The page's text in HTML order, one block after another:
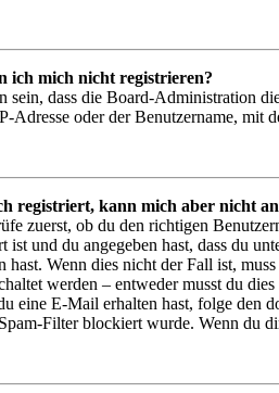
ich mich nicht registrieren?
sein, dass die Board-Administration
Adresse oder der Benutzername, mit
registriert, kann mich aber nicht
zuerst, ob du den richtigen
ist und du angegeben hast, dass du
hast. Wenn dies nicht der Fall ist,
werden – entweder musst du
eine E-Mail erhalten hast, folge den
Filter blockiert wurde. Wenn du